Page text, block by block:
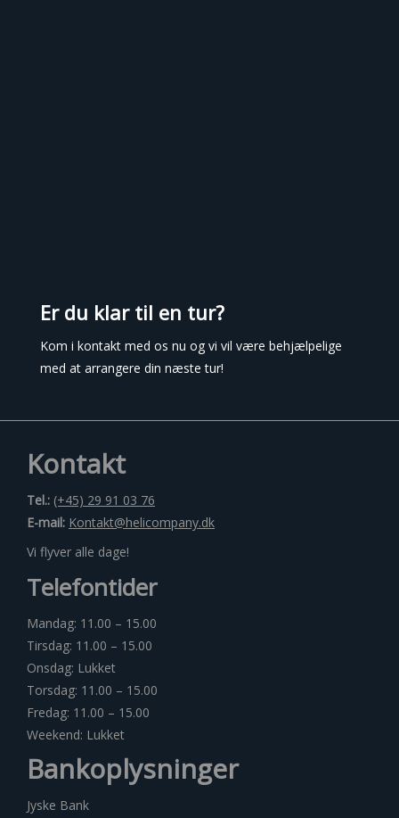
Er du klar til en tur?
Kom i kontakt med os nu og vi vil være behjælpelige
med at arrangere din næste tur!
Kontakt
Tel.: (+45) 29 91 03 76
E-mail: Kontakt@helicompany.dk
Vi flyver alle dage!
Telefontider
Mandag: 11.00 – 15.00
Tirsdag: 11.00 – 15.00
Onsdag: Lukket
Torsdag: 11.00 – 15.00
Fredag: 11.00 – 15.00
Weekend: Lukket
Bankoplysninger
Jyske Bank